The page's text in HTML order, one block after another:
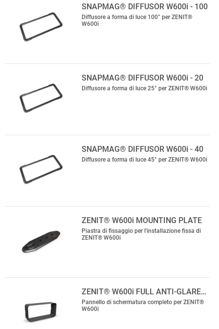
SNAPMAG® DIFFUSOR W600i - 100
Diffusore a forma di luce 100° per ZENIT®
W600i
SNAPMAG® DIFFUSOR W600i - 20
Diffusore a forma di luce 25° per ZENIT® W600i
SNAPMAG® DIFFUSOR W600i - 40
Diffusore a forma di luce 45° per ZENIT® W600i
ZENIT® W600i MOUNTING PLATE
Piastra di fissaggio per l'installazione fissa di
ZENIT® W600i
ZENIT® W600i FULL ANTI-GLARE…
Pannello di schermatura completo per ZENIT®
W600i